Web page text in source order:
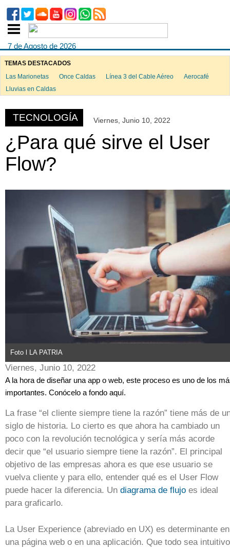
7 de Agosto de 2026
TEMAS DESTACADOS
Las Marionetas
Once Caldas Línea 3 del Cable Aéreo
Aerocafé
Lluvias en Caldas
TECNOLOGÍA Viernes, Junio 10, 2022
¿Para qué sirve el User
Flow?
Foto l LA PATRIA
Viernes, Junio 10, 2022
A la hora de diseñar una app o web, este proceso es uno de los
importantes. Conócelo a fondo aquí.
La frase “el cliente siempre tiene la razón” tiene más de
siglo de historia. Lo cierto es que ahora ha cambiado un
poco con la revolución tecnológica y sería más acorde
decir que “el usuario siempre tiene la razón”. El principal
objetivo de las empresas ahora es que ese usuario se
vuelva cliente y para ello, entender qué es el User Flow
puede hacer la diferencia. Un diagrama de flujo es ideal
para graficarlo.
La User Experience (abreviado en UX) es determinante en
una página web o en una aplicación. Que todo sea intuitivo